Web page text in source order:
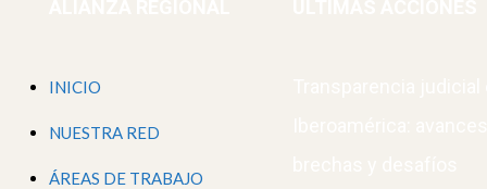
INICIO
NUESTRA RED
ÁREAS DE TRABAJO